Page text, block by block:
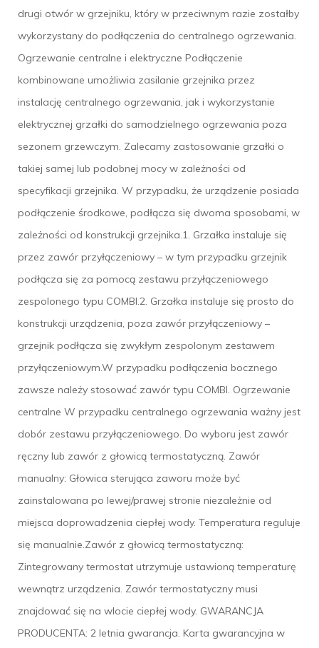
drugi otwór w grzejniku, który w przeciwnym razie zostałby
wykorzystany do podłączenia do centralnego ogrzewania.
Ogrzewanie centralne i elektryczne Podłączenie
kombinowane umożliwia zasilanie grzejnika przez
instalację centralnego ogrzewania, jak i wykorzystanie
elektrycznej grzałki do samodzielnego ogrzewania poza
sezonem grzewczym. Zalecamy zastosowanie grzałki o
takiej samej lub podobnej mocy w zależności od
specyfikacji grzejnika. W przypadku, że urządzenie posiada
podłączenie środkowe, podłącza się dwoma sposobami, w
zależności od konstrukcji grzejnika.1. Grzałka instaluje się
przez zawór przyłączeniowy – w tym przypadku grzejnik
podłącza się za pomocą zestawu przyłączeniowego
zespolonego typu COMBI.2. Grzałka instaluje się prosto do
konstrukcji urządzenia, poza zawór przyłączeniowy –
grzejnik podłącza się zwykłym zespolonym zestawem
przyłączeniowym.W przypadku podłączenia bocznego
zawsze należy stosować zawór typu COMBI. Ogrzewanie
centralne W przypadku centralnego ogrzewania ważny jest
dobór zestawu przyłączeniowego. Do wyboru jest zawór
ręczny lub zawór z głowicą termostatyczną. Zawór
manualny: Głowica sterująca zaworu może być
zainstalowana po lewej/prawej stronie niezależnie od
miejsca doprowadzenia ciepłej wody. Temperatura reguluje
się manualnie.Zawór z głowicą termostatyczną:
Zintegrowany termostat utrzymuje ustawioną temperaturę
wewnątrz urządzenia. Zawór termostatyczny musi
znajdować się na wlocie ciepłej wody. GWARANCJA
PRODUCENTA: 2 letnia gwarancja. Karta gwarancyjna w